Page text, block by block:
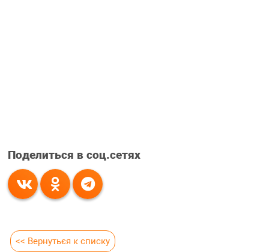
Поделиться в соц.сетях
<< Вернуться к списку